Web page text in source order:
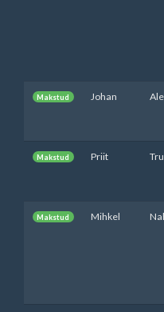
Makstud Johan
Makstud Priit
Makstud Mihkel